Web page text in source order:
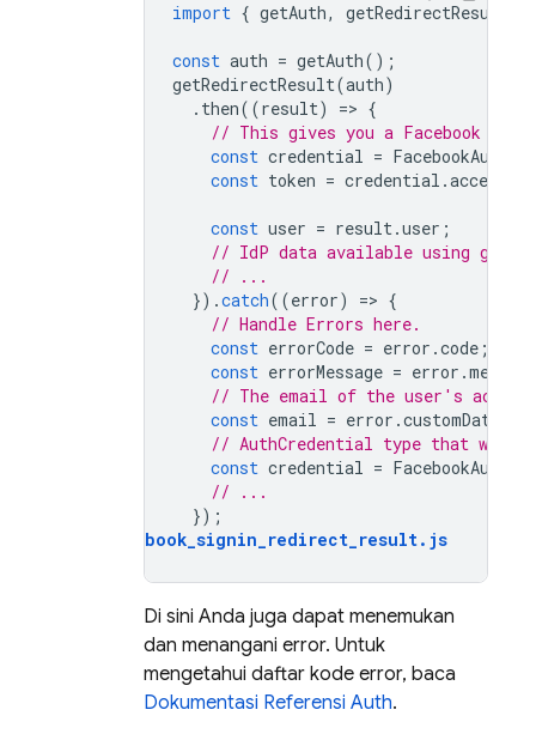
import { getAuth, getRedirectResult
const auth = getAuth();
getRedirectResult(auth)
. then((result) => {
// This gives you a Facebook
const credential =
const token = credential .
const user = result.user ;
// IdP data available using
// ...
}).catch((error) => {
// Handle Errors here.
const errorCode = error .code ;
const errorMessage = error .message
// The email of the user's
const email = error .customData
// AuthCredential type that was
const credential =
// ...
});
auth_facebook_signin_redirect_result. js
Di sini Anda juga dapat menemukan
dan menangani error. Untuk
mengetahui daftar kode error, baca
Dokumentasi Referensi Auth.